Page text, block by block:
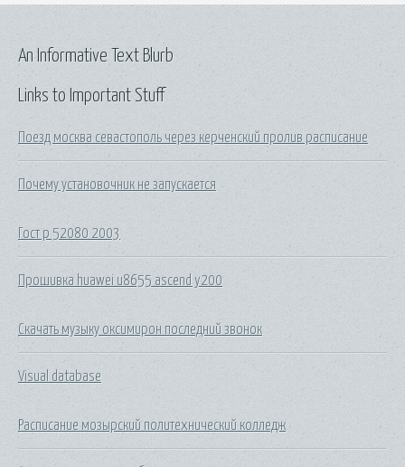
Links to Important Stuff
Поезд москва севастополь через керченский пролив расписание
Почему установочник не запускается
Гост р 52080 2003
Прошивка huawei u8655 ascend y200
Скачать музыку оксимирон последний звонок
Visual database
Расписание мозырский политехнический колледж
An Informative Text Blurb